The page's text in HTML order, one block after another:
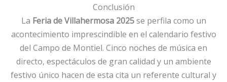
Conclusión
La Feria de Villahermosa 2025se perfila como un
acontecimiento imprescindible en el calendario festivo
del Campo de Montiel. Cinco noches de música en
directo, espectáculos de gran calidad y un ambiente
festivo único hacen de esta cita un referente cultural y